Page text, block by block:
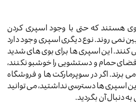
هستند که حتی با وجود اسپری کردن
نمی روند. نوع دیگری اسپری وجود دارد
کنند. این اسپری ها برای بوی های شدید
حمام و دستشویی را خوشبو نکنند،
می برند. اگر در سوپرمارکت ها و فروشگاه
اسپری ها دسترسی نداشتید، می توانید
به دنبال آن بگردید.